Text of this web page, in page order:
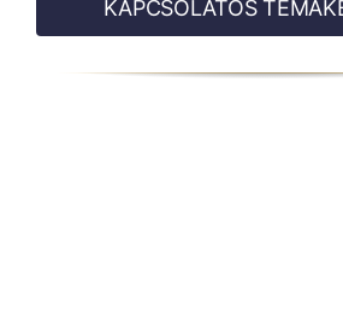
KAPCSOLATOS